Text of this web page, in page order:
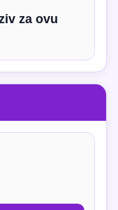
za ovu